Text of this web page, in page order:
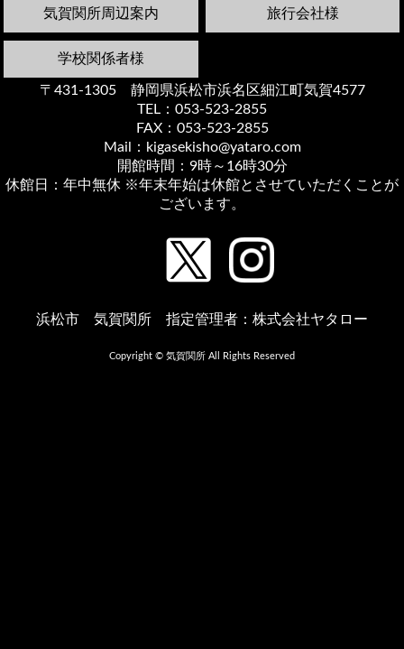
気賀関所周辺案内 旅行会社様
学校関係者様
〒431-1305 静岡県浜松市浜名区細江町気賀4577
TEL：053-523-2855
FAX：053-523-2855
Mail：kigasekisho@yataro.com
開館時間：9時～16時30分
休館日：年中無休 ※年末年始は休館とさせていただくことが
ございます。
浜松市 気賀関所 指定管理者：株式会社ヤタロー
Copyright © 気賀関所 All Rights Reserved